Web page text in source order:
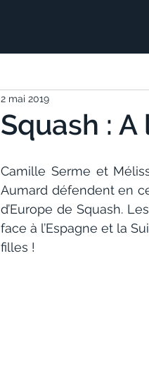
Squash :
2 mai 2019
Camille Serme et
Aumard défendent en
d’Europe de Squash.
face à l’Espagne et la
filles !